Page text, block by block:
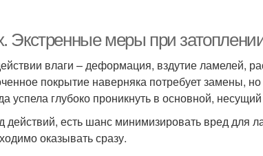
Экстренные меры при
влаги – деформация, вздутие ламелей,
покрытие наверняка потребует замены,
успела глубоко проникнуть в основной,
есть шанс минимизировать вред для
оказывать сразу.